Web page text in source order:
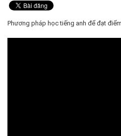
Phương pháp học tiếng anh để đạt